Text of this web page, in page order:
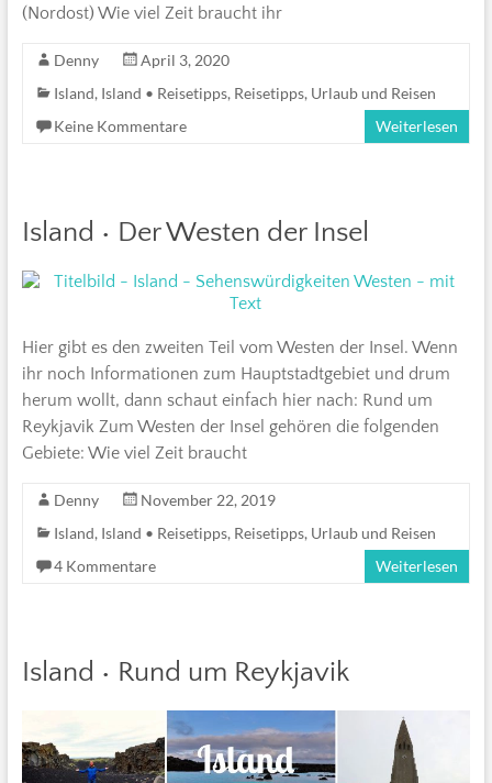
(Nordost) Wie viel Zeit braucht ihr
Denny
April 3, 2020
Island, Island • Reisetipps, Reisetipps, Urlaub und Reisen
Keine Kommentare
Weiterlesen
Island • Der Westen der Insel
Hier gibt es den zweiten Teil vom Westen der Insel. Wenn
ihr noch Informationen zum Hauptstadtgebiet und drum
herum wollt, dann schaut einfach hier nach: Rund um
Reykjavik Zum Westen der Insel gehören die folgenden
Gebiete: Wie viel Zeit braucht
Denny
November 22, 2019
Island, Island • Reisetipps, Reisetipps, Urlaub und Reisen
4 Kommentare
Weiterlesen
Island • Rund um Reykjavik